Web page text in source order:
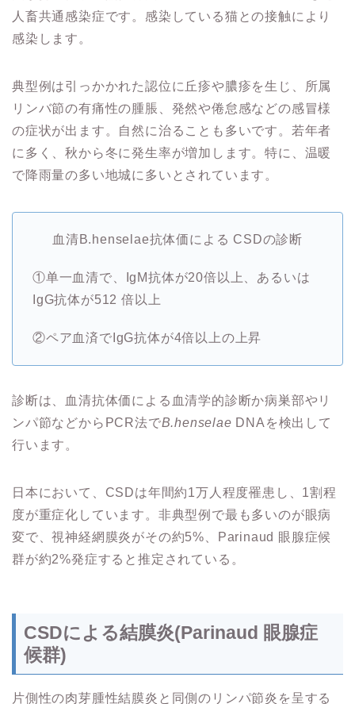
人畜共通感染症です。感染している猫との接触により
感染します。
典型例は引っかかれた認位に丘疹や膿疹を生じ、所属
リンバ節の有痛性の腫脹、発然や倦怠感などの感冒様
の症状が出ます。自然に治ることも多いです。若年者
に多く、秋から冬に発生率が増加します。特に、温暖
で降雨量の多い地城に多いとされています。
血清B.henselae抗体価による CSDの診断
①单一血清で、IgM抗体が20倍以上、あるいは
IgG抗体が512 倍以上
②ペア血済でIgG抗体が4倍以上の上昇
診断は、血清抗体価による血清学的診断か病巣部やリ
ンパ節などからPCR法でB.henselae DNAを検出して
行います。
日本において、CSDは年間約1万人程度罹患し、1割程
度が重症化しています。非典型例で最も多いのが眼病
変で、視神経網膜炎がその約5%、Parinaud 眼腺症候
群が約2%発症すると推定されている。
CSDによる結膜炎(Parinaud 眼腺症
候群)
片側性の肉芽腫性結膜炎と同側のリンパ節炎を呈する